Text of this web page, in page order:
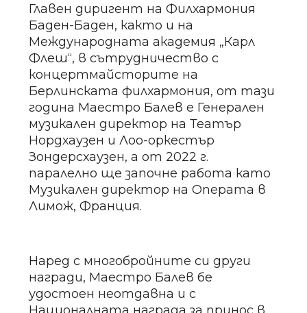
Главен диригент на Филхармония
Баден-Баден, както и на
Международната академия „Карл
Флеш“, в сътрудничество с
концертмайсторите на
Берлинската филхармония, от тази
година Маестро Балев е Генерален
музикален директор на Театър
Нордхаузен и Лоо-оркестър
Зондерсхаузен, а от 2022 г.
паралелно ще започне работа като
Музикален директор на Операта в
Лимож, Франция.
Наред с многобройните си други
награди, Маестро Балев бе
удостоен неотдавна и с
Националната награда за принос в